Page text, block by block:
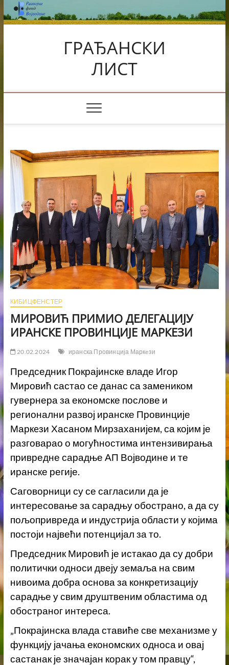
Skip
to
content
ГРАЂАНСКИ
ЛИСТ
КИБИЦФЕНСТЕР
МИРОВИЋ ПРИМИО ДЕЛЕГАЦИЈУ
ИРАНСКЕ ПРОВИНЦИЈЕ МАРКЕЗИ
20.02.2024 иранска Провинција Маркeзи
Председник Покрајинске владе Игор
Мировић састао се данас са замеником
гувернера за економске послове и
регионални развој иранске Провинције
Маркeзи Хасаном Мирзаханијем, са којим је
разговарао о могућностима интензивирања
привредне сарадње АП Војводине и те
иранске регије.
Саговорници су се сагласили да је
интересовање за сарадњу обострано, а да су
пољопривреда и индустрија области у којима
постоји највећи потенцијал за то.
Председник Мировић је истакао да су добри
политички односи двеју земаља на свим
нивоима добра основа за конкретизацију
сарадње у свим друштвеним областима од
обостраног интереса.
„Покрајинска влада ставиће све механизме у
функцију јачања економских односа и овај
састанак је значајан корак у том правцу“,